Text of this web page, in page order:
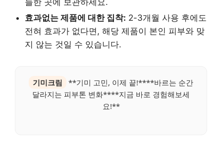
늘한 곳에 보관하세요.
효과없는 제품에 대한 집착: 2-3개월 사용 후에도
전혀 효과가 없다면, 해당 제품이 본인 피부와 맞
지 않는 것일 수 있습니다.
기미크림
**기미 고민, 이제 끝!****바르는 순간
달라지는 피부톤 변화****지금 바로 경험해보세
요!**